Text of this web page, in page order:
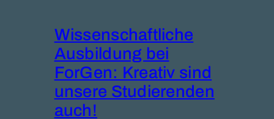
Wissenschaftliche
Ausbildung bei
ForGen: Kreativ sind
unsere Studierenden
auch!